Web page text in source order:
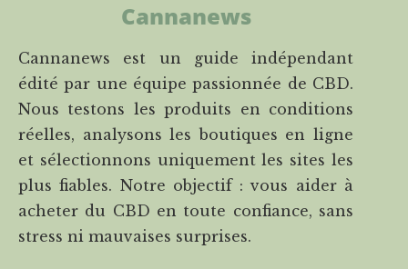
Cannanews
Cannanews est un guide indépendant
édité par une équipe passionnée de CBD.
Nous testons les produits en conditions
réelles, analysons les boutiques en ligne
et sélectionnons uniquement les sites les
plus fiables. Notre objectif : vous aider à
acheter du CBD en toute confiance, sans
stress ni mauvaises surprises.